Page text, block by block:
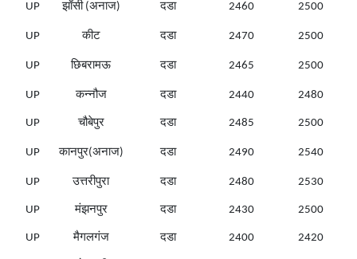
UP झाँसी (अनाज) दडा 2460 2500
UP कीट दडा 2470 2500
UP छिबरामऊ दडा 2465 2500
UP कन्नौज दडा 2440 2480
UP चौबेपुर दडा 2485 2500
UP कानपुर(अनाज) दडा 2490 2540
UP उत्तरीपुरा दडा 2480 2530
UP मंझनपुर दडा 2430 2500
UP मैगलगंज दडा 2400 2420